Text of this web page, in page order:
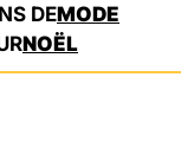
DEMODE
NOËL